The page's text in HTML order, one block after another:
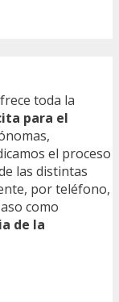
toda la
para el
el proceso
las distintas
por teléfono,
como
de la